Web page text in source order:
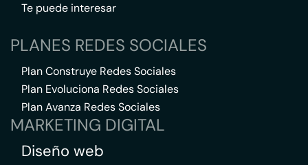
Te puede interesar
PLANES REDES SOCIALES
Plan Construye Redes Sociales
Plan Evoluciona Redes Sociales
Plan Avanza Redes Sociales
MARKETING DIGITAL
Diseño web